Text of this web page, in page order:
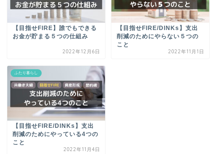
【目指せFIRE】誰でもできる
お金が貯まる５つの仕組み
2022年12月6日
【目指せFIRE/DINKs】支出
削減のためにやらない５つの
こと
2022年11月1日
ふたり暮らし
【目指せFIRE/DINKs】支出
削減のためにやっている4つの
こと
2022年11月4日